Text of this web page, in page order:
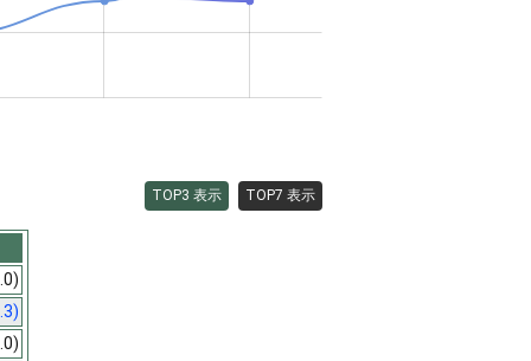
TOP3 表示 TOP7 表示